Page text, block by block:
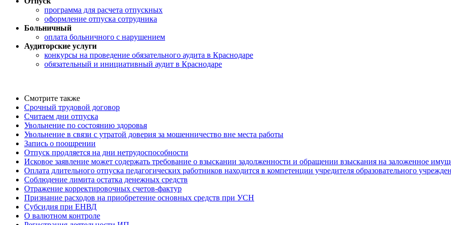
программа для расчета отпускных
оформление отпуска сотрудника
Больничный
оплата больничного с нарушением
Аудиторские услуги
конкурсы на проведение обязательного аудита в Краснодаре
обязательный и инициативный аудит в Краснодаре
Смотрите также
Срочный трудовой договор
Считаем дни отпуска
Увольнение по состоянию здоровья
Увольнение в связи с утратой доверия за мошенничество вне места работы
Запись о поощрении
Отпуск продляется на дни нетрудоспособности
Исковое заявление может содержать требование о взыскании задолженности и обращении взыскания на заложенное
Оплата длительного отпуска педагогических работников находится в компетенции учредителя образовательного
Соблюдение лимита остатка денежных средств
Отражение корректировочных счетов-фактур
Признание расходов на приобретение основных средств при УСН
Субсидия при ЕНВД
О валютном контроле